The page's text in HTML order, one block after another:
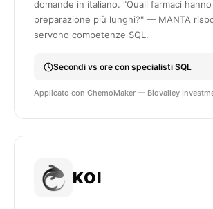
domande in italiano. "Quali farmaci
preparazione più lunghi?" — MANTA
servono competenze SQL.
Secondi vs ore con specialisti SQL
Applicato con ChemoMaker — Biovalley
KOI